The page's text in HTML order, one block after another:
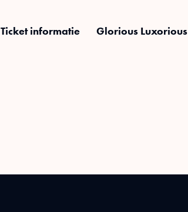
Ticket informatie Glorious Luxorious